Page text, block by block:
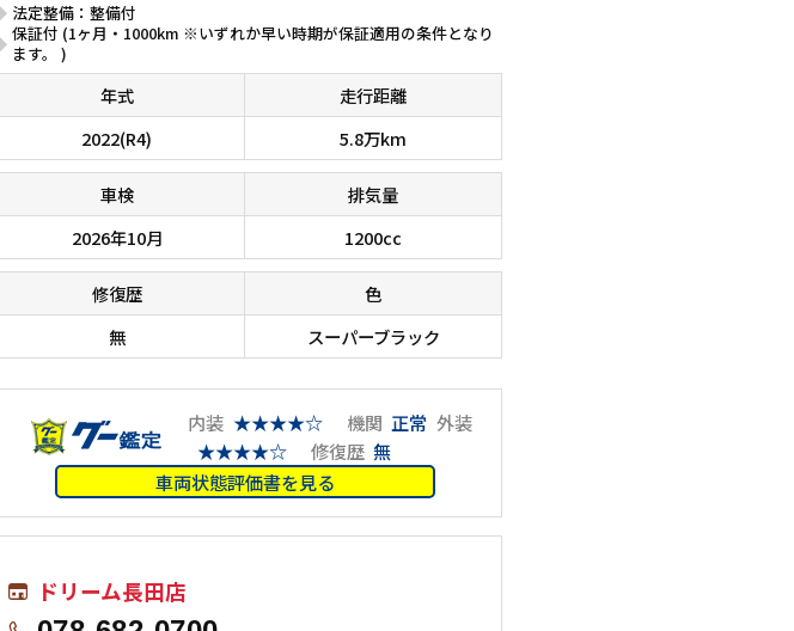
法定整備：整備付
保証付 (1ヶ月・1000km ※いずれか早い時期が保証適用の条件となり
ます。 )
年式
2022(R4)
走行距離
5.8万km
車検
2026年10月
排気量
1200cc
修復歴
無
色
スーパーブラック
内装 ★★★★☆ 機関 正常 外装
★★★★☆
修復歴 無
車両状態評価書を見る
ドリーム長田店